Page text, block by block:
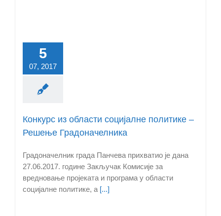
5
07, 2017
Конкурс из области социјалне политике –
Решење Градоначелника
Градоначелник града Панчева прихватио је дана
27.06.2017. године Закључак Комисије за
вредновање пројеката и програма у области
социјалне политике, а [...]